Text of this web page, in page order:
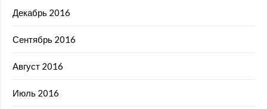
Декабрь 2016
Сентябрь 2016
Август 2016
Июль 2016